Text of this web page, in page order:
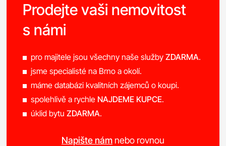
Prodejte vaši nemovitost
s námi
pro majitele jsou všechny naše službyZDARMA.
jsme specialisté na Brno a okolí.
máme databázi kvalitních zájemců o koupi.
spolehlivě a rychle NAJDEME KUPCE.
úklid bytuZDARMA.
Napište námnebo rovnou